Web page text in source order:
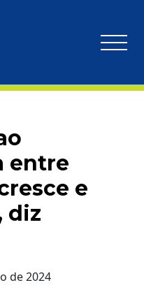
entre
e
diz
de 2024